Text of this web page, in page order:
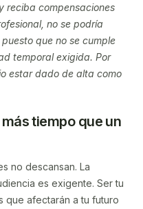
reciba compensaciones
no se podría
que no se cumple
temporal exigida. Por
estar dado de alta como
tiempo que un
no descansan. La
es exigente. Ser tu
que afectarán a tu futuro